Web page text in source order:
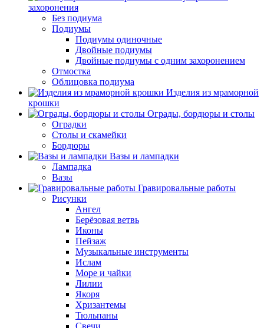
захоронения
Без подиума
Подиумы
Подиумы одиночные
Двойные подиумы
Двойные подиумы с одним захоронением
Отмостка
Облицовка подиума
Изделия из мраморной
крошки
Ограды, бордюры и столы
Оградки
Столы и скамейки
Бордюры
Вазы и лампадки
Лампадка
Вазы
Гравировальные работы
Рисунки
Ангел
Берёзовая ветвь
Иконы
Пейзаж
Музыкальные инструменты
Ислам
Море и чайки
Лилии
Якоря
Хризантемы
Тюльпаны
Свечи